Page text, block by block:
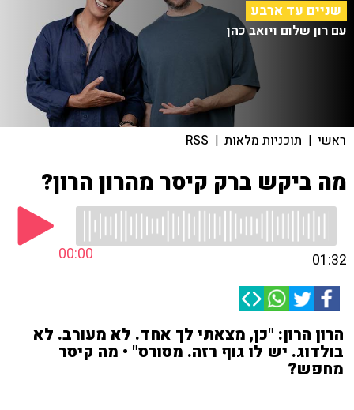
שניים עד ארבע
עם רון שלום ויואב כהן
ראשי | תוכניות מלאות |
RSS
מה ביקש ברק קיסר מהרון הרון?
00:00 01:32
הרון הרון: "כן, מצאתי לך אחד. לא מעורב. לא
בולדוג. יש לו גוף רזה. מסורס" • מה קיסר
מחפש?